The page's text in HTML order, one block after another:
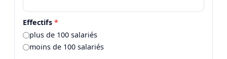
Effectifs *
plus de 100 salariés
moins de 100 salariés